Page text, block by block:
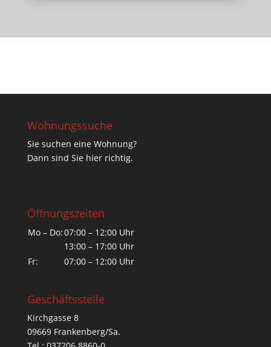
Wohnungssuche
Sie suchen eine Wohnung?
Dann sind Sie hier richtig.
Öffnungszeiten
Mo – Do:07:00 – 12:00 Uhr
13:00 – 17:00 Uhr
Fr:
07:00 – 12:00 Uhr
Geschäftsstelle
Kirchgasse 8
09669 Frankenberg/Sa.